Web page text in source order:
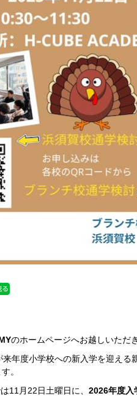
のホームページへお越しいただ
年度小学校への新入学を迎える
。
11月22日土曜日に、 2026年度入